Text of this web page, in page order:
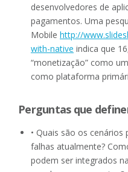
desenvolvedores de
pagamentos. Uma
Mobile http://
with-native indica que
“monetização” como
como plataforma
Perguntas que
• Quais são os
falhas atualmente?
podem ser integrados